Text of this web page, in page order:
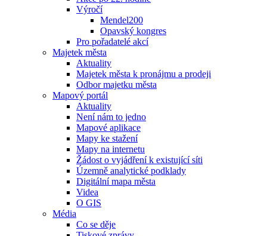
Výročí
Mendel200
Opavský kongres
Pro pořadatelé akcí
Majetek města
Aktuality
Majetek města k pronájmu a prodeji
Odbor majetku města
Mapový portál
Aktuality
Není nám to jedno
Mapové aplikace
Mapy ke stažení
Mapy na internetu
Žádost o vyjádření k existující síti
Územně analytické podklady
Digitální mapa města
Videa
O GIS
Média
Co se děje